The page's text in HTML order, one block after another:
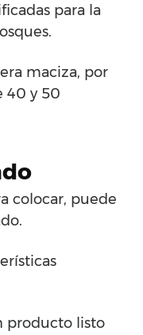
para la
maciza, por
40 y 50
colocar, puede
producto listo